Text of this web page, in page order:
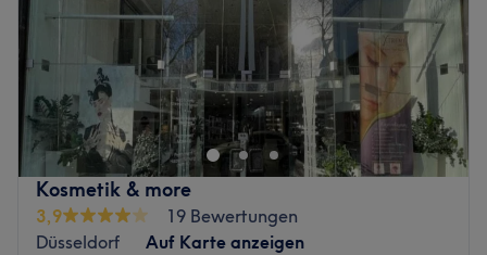
Kosmetik & more
3,9
19 Bewertungen
Düsseldorf
Auf Karte anzeigen